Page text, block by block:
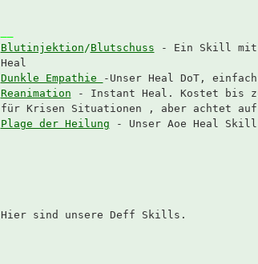
Blutinjektion/Blutschuss - Ein Skill mit
Heal
Dunkle Empathie
-Unser Heal DoT, einfach
Reanimation - Instant Heal. Kostet bis
für Krisen Situationen , aber achtet
Plage der Heilung - Unser Aoe Heal
Hier sind unsere Deff Skills.